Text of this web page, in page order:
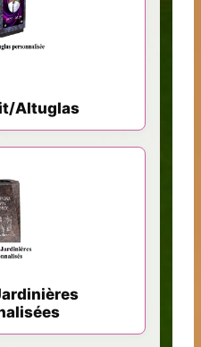
Altuglas